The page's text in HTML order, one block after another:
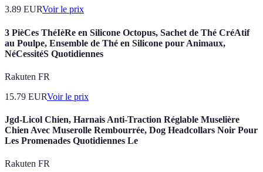
3.89 EURVoir le prix
3 PièCes ThéIèRe en Silicone Octopus, Sachet de Thé CréAtif
au Poulpe, Ensemble de Thé en Silicone pour Animaux,
NéCessitéS Quotidiennes
Rakuten FR
15.79 EURVoir le prix
Jgd-Licol Chien, Harnais Anti-Traction Réglable Muselière
Chien Avec Muserolle Rembourrée, Dog Headcollars Noir Pour
Les Promenades Quotidiennes Le
Rakuten FR